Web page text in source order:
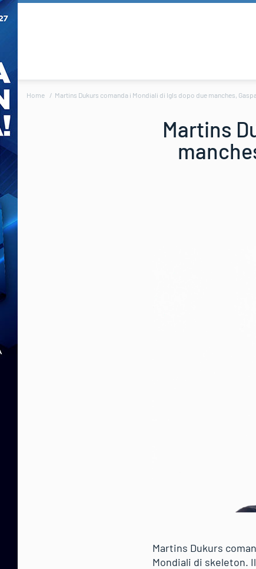
Home Martins Dukurs comanda i Mondiali di Igls dopo due manches,
Martins
Martins Dukurs
Mondiali di skeleton.